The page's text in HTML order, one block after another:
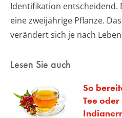
Identifikation entscheidend.
eine zweijährige Pflanze.
verändert sich je nach
Lesen Sie auch
So
Tee